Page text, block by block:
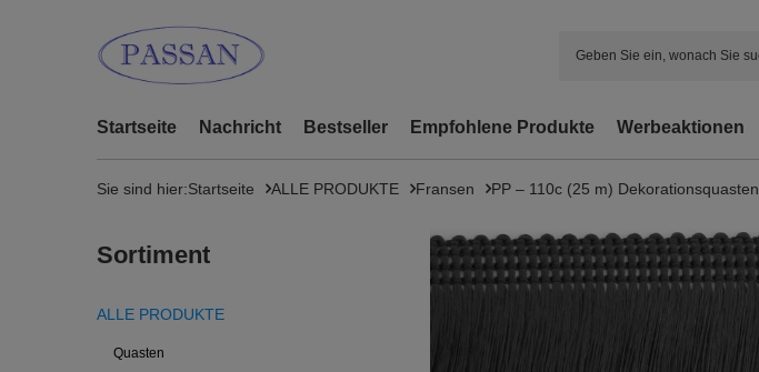
Startseite Nachricht Bestseller Empfohlene Produkte Werbeaktionen
Sie sind hier:Startseite ALLE PRODUKTE Fransen PP – 110c (25 m) Dekorationsquasten
Sortiment
ALLE PRODUKTE
Quasten